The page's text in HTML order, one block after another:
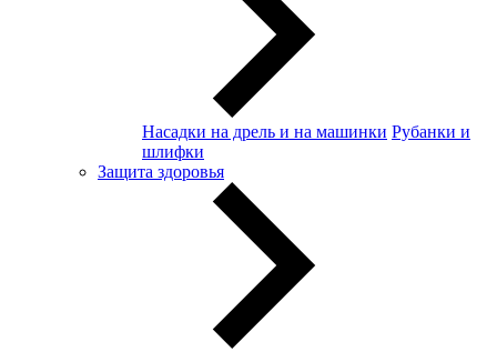
Насадки на дрель и на машинки Рубанки и
шлифки
Защита здоровья